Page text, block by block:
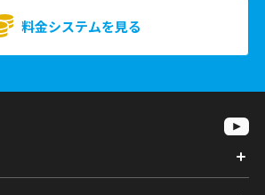
料金システムを見る